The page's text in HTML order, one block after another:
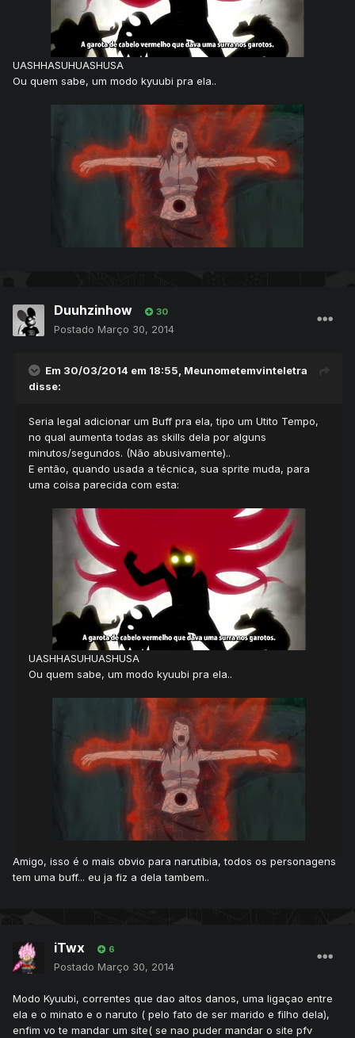
UASHHASUHUASHUSA
Ou quem sabe, um modo kyuubi pra ela..
Duuhzinhow 30
Postado Março 30, 2014
Em 30/03/2014 em 18:55, Meunometemvinteletra
disse:
Seria legal adicionar um Buff pra ela, tipo um Utito Tempo,
no qual aumenta todas as skills dela por alguns
minutos/segundos. (Não abusivamente)..
E então, quando usada a técnica, sua sprite muda, para
uma coisa parecida com esta:
UASHHASUHUASHUSA
Ou quem sabe, um modo kyuubi pra ela..
Amigo, isso é o mais obvio para narutibia, todos os personagens
tem uma buff... eu ja fiz a dela tambem..
iTwx 6
Postado Março 30, 2014
Modo Kyuubi, correntes que dao altos danos, uma ligaçao entre
ela e o minato e o naruto ( pelo fato de ser marido e filho dela),
enfim vo te mandar um site( se nao puder mandar o site pfv